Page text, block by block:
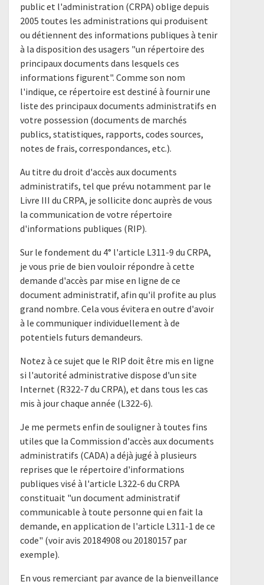
public et l'administration (CRPA) oblige depuis
2005 toutes les administrations qui produisent
ou détiennent des informations publiques à tenir
à la disposition des usagers "un répertoire des
principaux documents dans lesquels ces
informations figurent". Comme son nom
l'indique, ce répertoire est destiné à fournir une
liste des principaux documents administratifs en
votre possession (documents de marchés
publics, statistiques, rapports, codes sources,
notes de frais, correspondances, etc.).
Au titre du droit d'accès aux documents
administratifs, tel que prévu notamment par le
Livre III du CRPA, je sollicite donc auprès de vous
la communication de votre répertoire
d'informations publiques (RIP).
Sur le fondement du 4° l'article L311-9 du CRPA,
je vous prie de bien vouloir répondre à cette
demande d'accès par mise en ligne de ce
document administratif, afin qu'il profite au plus
grand nombre. Cela vous évitera en outre d'avoir
à le communiquer individuellement à de
potentiels futurs demandeurs.
Notez à ce sujet que le RIP doit être mis en ligne
si l'autorité administrative dispose d'un site
Internet (R322-7 du CRPA), et dans tous les cas
mis à jour chaque année (L322-6).
Je me permets enfin de souligner à toutes fins
utiles que la Commission d'accès aux documents
administratifs (CADA) a déjà jugé à plusieurs
reprises que le répertoire d'informations
publiques visé à l'article L322-6 du CRPA
constituait "un document administratif
communicable à toute personne qui en fait la
demande, en application de l'article L311-1 de ce
code" (voir avis 20184908 ou 20180157 par
exemple).
En vous remerciant par avance de la bienveillance